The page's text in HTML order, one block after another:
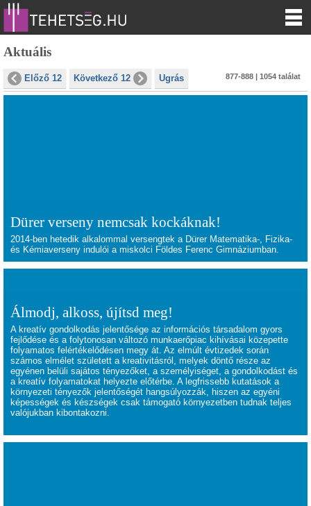
Aktuális
Előző 12 Következő 12 Ugrás 877-888 | 1054 találat
Dürer verseny nemcsak kockáknak!
2014-ben hetedik alkalommal versengtek a Dürer Matematika-, Fizika-
és Kémiaverseny indulói a miskolci Földes Ferenc Gimnáziumban.
Álmodj, alkoss, újítsd meg!
A kreatív gondolkodás jelentősége az információs társadalom gyors
fejlődése és a folytonosan változó munkaerőpiac kihívásai közepette
folyamatos felértékelődésen megy át. Az elmúlt évtizedek során
számos elmélet született a kreativitásról, melyek döntő része az
egyénen belüli sajátos tényezőket, a személyiséget, a gondolkodást és
a kreatív folyamatokat helyezte előtérbe. A legfrissebb kutatások a
környezeti tényezők jelentőségét hangsúlyozzák, hiszen az egyéni
képességek és készségek csak támogató környezetben tudnak teljes
valójukban kibontakozni.